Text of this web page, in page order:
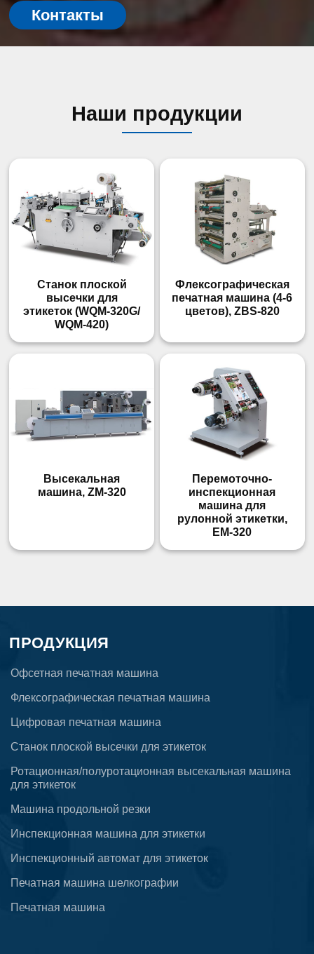
Контакты
Наши продукции
Станок плоской
высечки для
этикеток (WQM-320G/
WQM-420)
Флексографическая
печатная машина (4-6
цветов), ZBS-820
Высекальная
машина, ZM-320
Перемоточно-
инспекционная
машина для
рулонной этикетки,
EM-320
ПРОДУКЦИЯ
Офсетная печатная машина
Флексографическая печатная машина
Цифровая печатная машина
Станок плоской высечки для этикеток
Ротационная/полуротационная высекальная машина
для этикеток
Машина продольной резки
Инспекционная машина для этикетки
Инспекционный автомат для этикеток
Печатная машина шелкографии
Печатная машина